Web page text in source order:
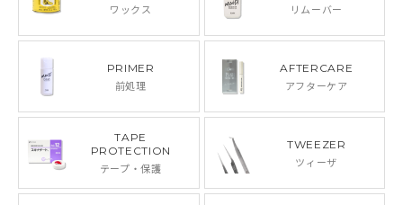
ワックス リムーバー
PRIMER
前処理
AFTERCARE
アフターケア
TAPE
PROTECTION
テープ・保護
TWEEZER
ツィーザ